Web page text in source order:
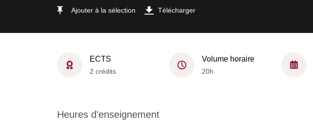
Ajouter à la sélection Télécharger
ECTS
2 crédits
Volume horaire
20h
Heures d'enseignement